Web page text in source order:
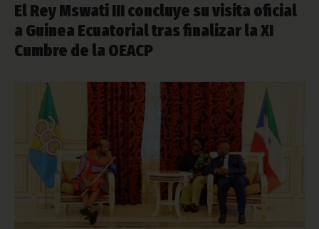
El Rey Mswati III concluye su visita oficial
a Guinea Ecuatorial tras finalizar la XI
Cumbre de la OEACP